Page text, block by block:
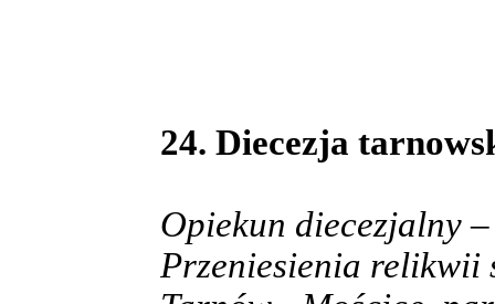
24. Diecezja
Opiekun diecezjalny
Przeniesienia relikwii